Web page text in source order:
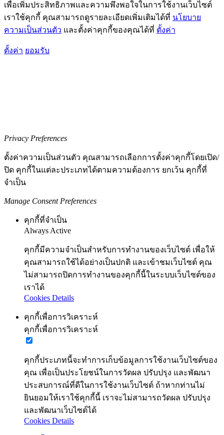
เพื่อเพิ่มประสิทธิภาพและความพึงพอใจในการใช้งานเว็บไซต์
เราใช้คุกกี้ คุณสามารถดูรายละเอียดเพิ่มเติมได้ที่ นโยบาย
ความเป็นส่วนตัว และตั้งค่าคุกกี้ของคุณได้ที่ ตั้งค่า
ตั้งค่า ยอมรับ
Privacy Preferences
ตั้งค่าความเป็นส่วนตัว คุณสามารถเลือกการตั้งค่าคุกกี้โดยเปิด/
ปิด คุกกี้ในแต่ละประเภทได้ตามความต้องการ ยกเว้น คุกกี้ที่
จำเป็น
Manage Consent Preferences
คุกกี้ที่จำเป็น
Always Active
คุกกี้มีความจำเป็นสำหรับการทำงานของเว็บไซต์ เพื่อให้
คุณสามารถใช้ได้อย่างเป็นปกติ และเข้าชมเว็บไซต์ คุณ
ไม่สามารถปิดการทำงานของคุกกี้นี้ในระบบเว็บไซต์ของ
เราได้
Cookies Details
คุกกี้เพื่อการวิเคราะห์
คุกกี้เพื่อการวิเคราะห์
คุกกี้ประเภทนี้จะทำการเก็บข้อมูลการใช้งานเว็บไซต์ของ
คุณ เพื่อเป็นประโยชน์ในการวัดผล ปรับปรุง และพัฒนา
ประสบการณ์ที่ดีในการใช้งานเว็บไซต์ ถ้าหากท่านไม่
ยินยอมให้เราใช้คุกกี้นี้ เราจะไม่สามารถวัดผล ปรับปรุง
และพัฒนาเว็บไซต์ได้
Cookies Details